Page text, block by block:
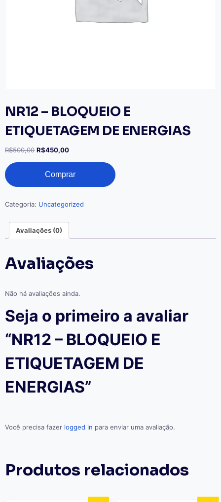
NR12 – BLOQUEIO E
ETIQUETAGEM DE ENERGIAS
R$500,00 O
era:
R$500,00.
R$450,00O
é:
R$450,00.
NR12
-
BLOQUEIO
ETIQUETAGEM
ENERGIAS
quantidade
Comprar
Categoria: Uncategorized
Avaliações (0)
Avaliações
Não há avaliações ainda.
Seja o primeiro a avaliar
“NR12 – BLOQUEIO E
ETIQUETAGEM DE
ENERGIAS”
Você precisa fazer logged in para enviar uma avaliação.
Produtos relacionados